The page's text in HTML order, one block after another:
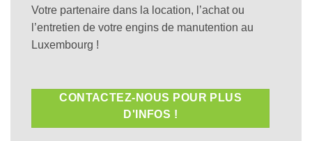
Votre partenaire dans la location, l’achat ou
l’entretien de votre engins de manutention au
Luxembourg !
CONTACTEZ-NOUS POUR PLUS
D'INFOS !